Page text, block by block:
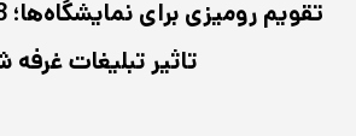
تاثیر تبلیغات غرفه